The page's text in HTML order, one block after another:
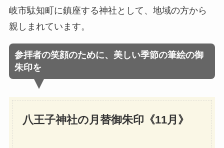
岐市駄知町に鎮座する神社として、地域の方から
親しまれています。
参拝者の笑顔のために、美しい季節の筆絵の御
朱印を
八王子神社の月替御朱印《11月》